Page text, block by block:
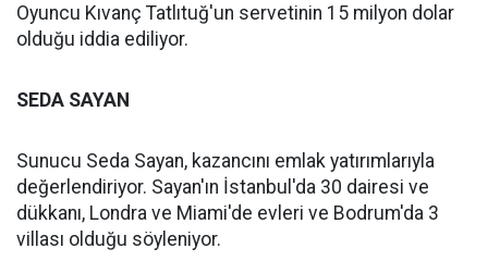
Oyuncu Kıvanç Tatlıtuğ'un servetinin 15 milyon dolar
olduğu iddia ediliyor.
SEDA SAYAN
Sunucu Seda Sayan, kazancını emlak yatırımlarıyla
değerlendiriyor. Sayan'ın İstanbul'da 30 dairesi ve
dükkanı, Londra ve Miami'de evleri ve Bodrum'da 3
villası olduğu söyleniyor.